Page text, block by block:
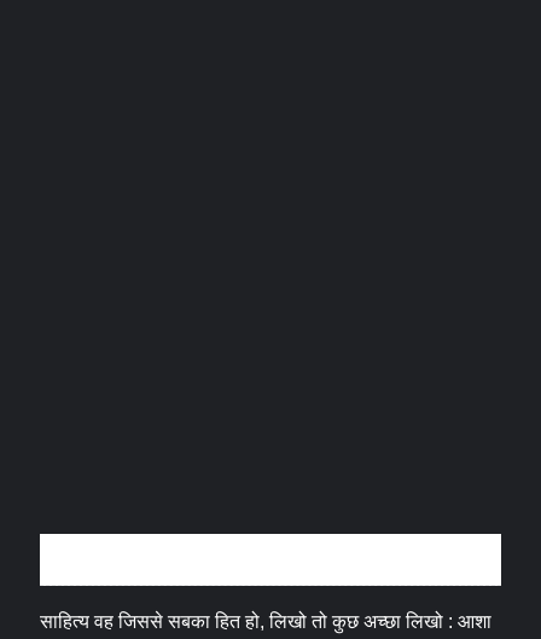
साहित्य वह जिससे सबका हित हो, लिखो तो कुछ अच्छा लिखो : आशा